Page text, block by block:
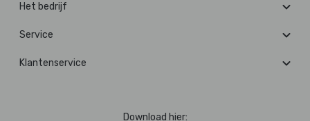
Het bedrijf
Service
Klantenservice
Download hier: